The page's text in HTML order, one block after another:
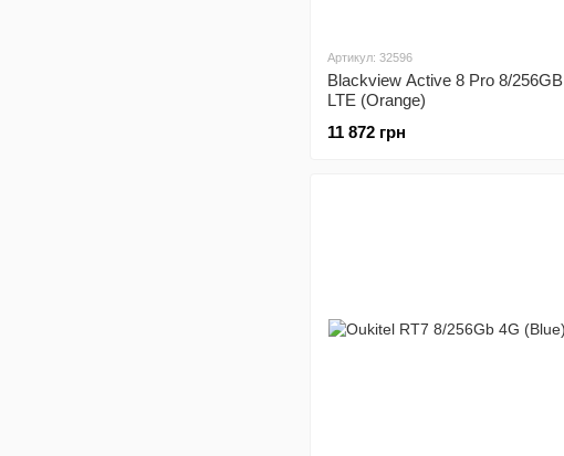
Артикул: 32596
Blackview Active 8 Pro 8/256GB
LTE (Orange)
11 872 грн